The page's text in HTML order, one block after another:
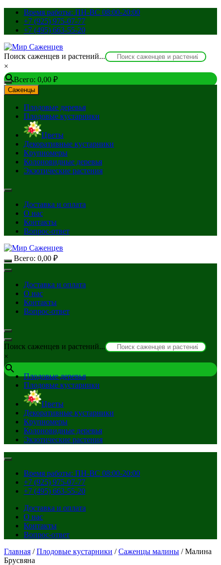
Перейти
содержимому
Время работы: ПН-ВС 08:00-20:00
+7 (925) 975-07-77
+7 (495) 663-55-20
Поиск саженцев и растений...
×
Всего: 0,00 ₽
Саженцы
Плодовые деревья
Плодовые кустарники
Цветы
Декоративные кустарники
Крупномеры
Колоновидные деревья
Экзотические растения
Доставка и оплата
О нас
Контакты
Вопрос-ответ
Всего: 0,00 ₽
Доставка и оплата
О нас
Контакты
Вопрос-ответ
Поиск саженцев и растений...
×
Плодовые деревья
Плодовые кустарники
Цветы
Декоративные кустарники
Крупномеры
Колоновидные деревья
Экзотические растения
Время работы: ПН-ВС 08:00-20:00
+7 (925) 975-07-77
+7 (495) 663-55-20
Доставка и оплата
О нас
Контакты
Вопрос-ответ
Главная /Плодовые кустарники /Саженцы малины / Малина
Брусвяна